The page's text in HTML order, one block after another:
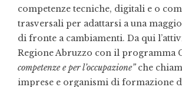
competenze tecniche, digitali e o
trasversali per adattarsi a una
di fronte a cambiamenti. Da qui
Regione Abruzzo con il programma
competenze e per l’occupazione”che
imprese e organismi di formazione